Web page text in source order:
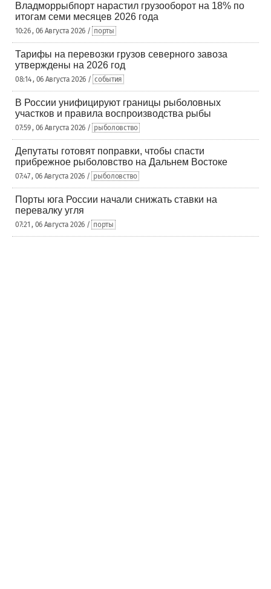
Владморрыбпорт нарастил грузооборот на 18% по
итогам семи месяцев 2026 года
10:26 , 06 Августа 2026 / порты
Тарифы на перевозки грузов северного завоза
утверждены на 2026 год
08:14 , 06 Августа 2026 / события
В России унифицируют границы рыболовных
участков и правила воспроизводства рыбы
07:59 , 06 Августа 2026 / рыболовство
Депутаты готовят поправки, чтобы спасти
прибрежное рыболовство на Дальнем Востоке
07:47 , 06 Августа 2026 / рыболовство
Порты юга России начали снижать ставки на
перевалку угля
07:21 , 06 Августа 2026 / порты